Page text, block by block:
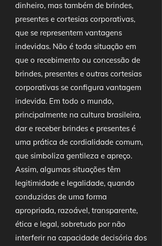
dinheiro, mas também de brindes,
presentes e cortesias corporativas,
que se representem vantagens
indevidas. Não é toda situação em
que o recebimento ou concessão de
brindes, presentes e outras cortesias
corporativas se configura vantagem
indevida. Em todo o mundo,
principalmente na cultura brasileira,
dar e receber brindes e presentes é
uma prática de cordialidade comum,
que simboliza gentileza e apreço.
Assim, algumas situações têm
legitimidade e legalidade, quando
conduzidas de uma forma
apropriada, razoável, transparente,
ética e legal, sobretudo por não
interferir na capacidade decisória dos